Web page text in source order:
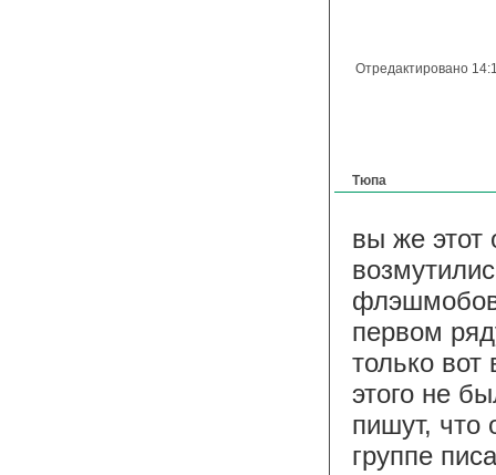
Отредактировано
Тюпа
вы же этот
флэшмобов
первом
только
этого не
пишут,
группе